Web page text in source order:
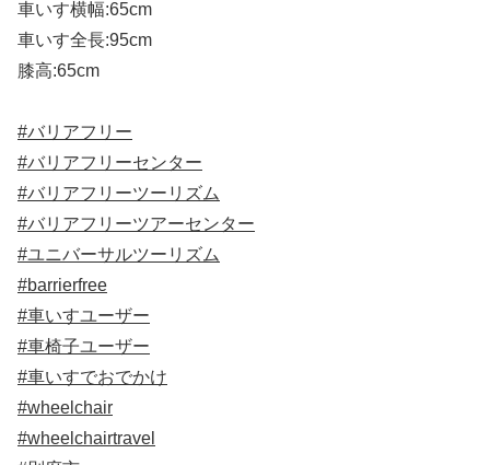
車いす横幅:65cm
車いす全長:95cm
膝高:65cm
#バリアフリー
#バリアフリーセンター
#バリアフリーツーリズム
#バリアフリーツアーセンター
#ユニバーサルツーリズム
#barrierfree
#車いすユーザー
#車椅子ユーザー
#車いすでおでかけ
#wheelchair
#wheelchairtravel